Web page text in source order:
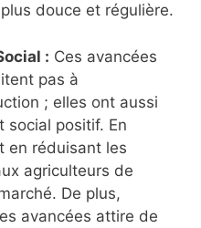
douce et régulière.
: Ces avancées
pas à
; elles ont aussi
social positif. En
en réduisant les
agriculteurs de
De plus,
avancées attire de